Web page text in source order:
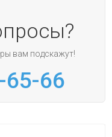
вам подскажут!
65-66